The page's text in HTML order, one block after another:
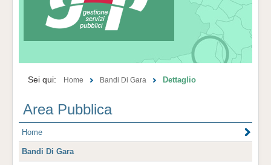
Sei qui: Home Bandi Di Gara Dettaglio
Area Pubblica
Home
Bandi Di Gara